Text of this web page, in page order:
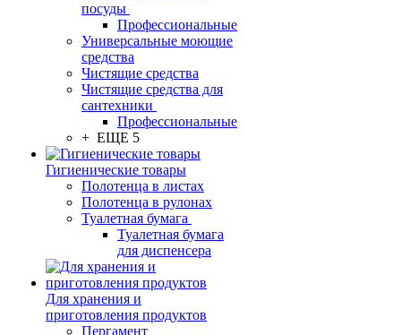
посуды
Профессиональные
Универсальные моющие
средства
Чистящие средства
Чистящие средства для
сантехники
Профессиональные
+ ЕЩЕ 5
Гигиенические товары
Полотенца в листах
Полотенца в рулонах
Туалетная бумага
Туалетная бумага
для диспенсера
Для хранения и
приготовления продуктов
Пергамент